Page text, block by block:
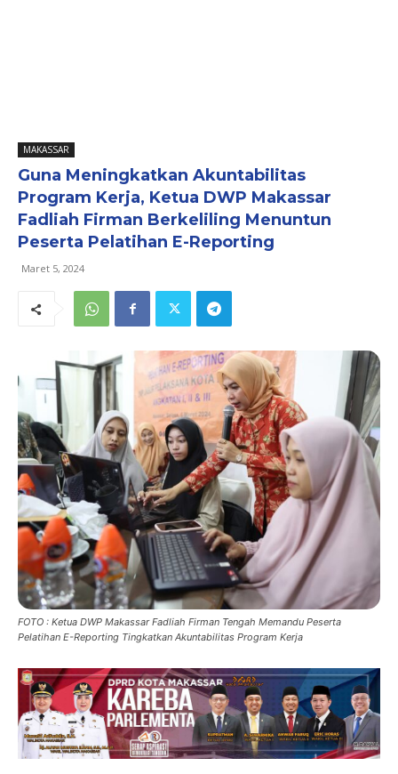
MAKASSAR
Guna Meningkatkan Akuntabilitas
Program Kerja, Ketua DWP Makassar
Fadliah Firman Berkeliling Menuntun
Peserta Pelatihan E-Reporting
Maret 5, 2024
FOTO : Ketua DWP Makassar Fadliah Firman Tengah Memandu Peserta
Pelatihan E-Reporting Tingkatkan Akuntabilitas Program Kerja